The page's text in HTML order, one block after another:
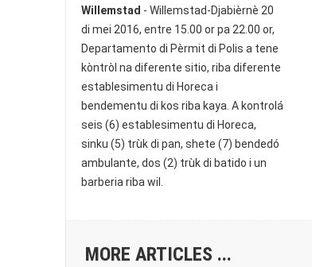
Willemstad - Willemstad-Djabièrnè 20
di mei 2016, entre 15.00 or pa 22.00 or,
Departamento di Pèrmit di Polis a tene
kòntròl na diferente sitio, riba diferente
establesimentu di Horeca i
bendementu di kos riba kaya. A kontrolá
seis (6) establesimentu di Horeca,
sinku (5) trùk di pan, shete (7) bendedó
ambulante, dos (2) trùk di batido i un
barberia riba wil.
MORE ARTICLES ...